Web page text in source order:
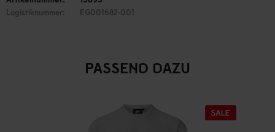
Logistiknummer: EG001682-001
PASSEND DAZU